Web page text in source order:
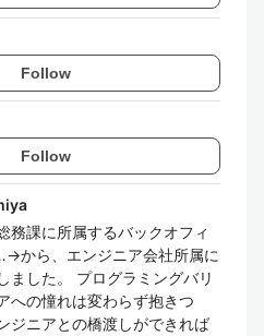
Follow
Follow
務課に所属するバックオフィ
から、エンジニア会社所属に
ました。 プログラミングバリ
への憧れは変わらず抱きつ
ジニアとの橋渡しができれば